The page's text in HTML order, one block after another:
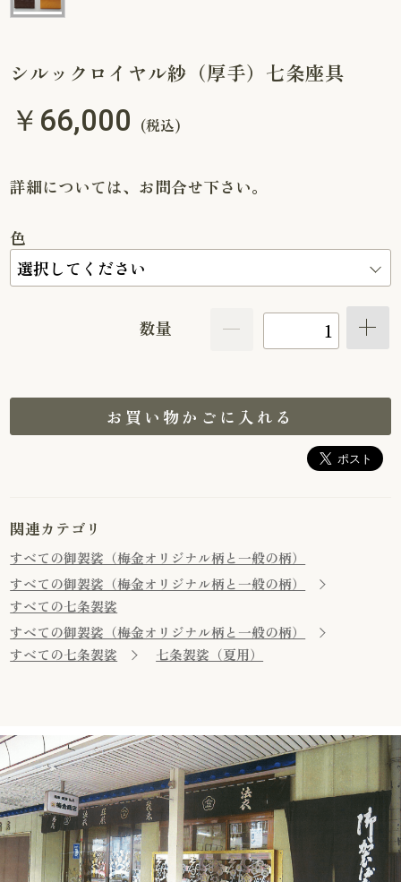
シルックロイヤル紗（厚手）七条座具
￥66,000 (税込)
詳細については、お問合せ下さい。
色
数量
お買い物かごに入れる
関連カテゴリ
すべての御袈裟（梅金オリジナル柄と一般の柄）
すべての御袈裟（梅金オリジナル柄と一般の柄）
すべての七条袈裟
すべての御袈裟（梅金オリジナル柄と一般の柄）
すべての七条袈裟
七条袈裟（夏用）